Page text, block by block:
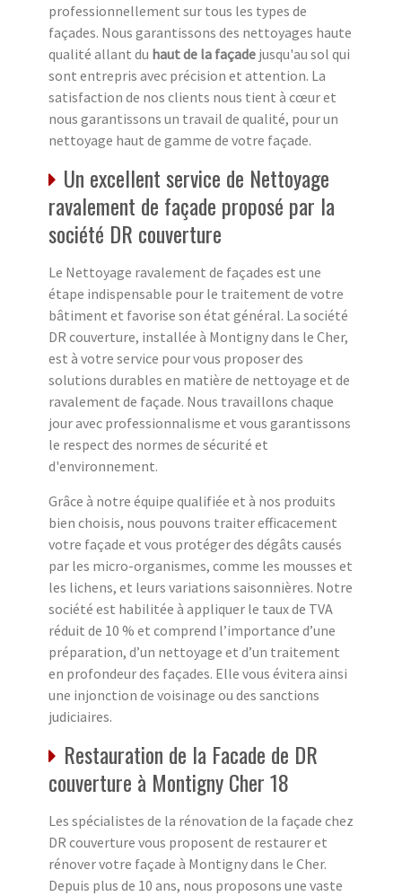
professionnellement sur tous les types de
façades. Nous garantissons des nettoyages haute
qualité allant du haut de la façade jusqu'au sol qui
sont entrepris avec précision et attention. La
satisfaction de nos clients nous tient à cœur et
nous garantissons un travail de qualité, pour un
nettoyage haut de gamme de votre façade.
Un excellent service de Nettoyage
ravalement de façade proposé par la
société DR couverture
Le Nettoyage ravalement de façades est une
étape indispensable pour le traitement de votre
bâtiment et favorise son état général. La société
DR couverture, installée à Montigny dans le Cher,
est à votre service pour vous proposer des
solutions durables en matière de nettoyage et de
ravalement de façade. Nous travaillons chaque
jour avec professionnalisme et vous garantissons
le respect des normes de sécurité et
d'environnement.
Grâce à notre équipe qualifiée et à nos produits
bien choisis, nous pouvons traiter efficacement
votre façade et vous protéger des dégâts causés
par les micro-organismes, comme les mousses et
les lichens, et leurs variations saisonnières. Notre
société est habilitée à appliquer le taux de TVA
réduit de 10 % et comprend l’importance d’une
préparation, d’un nettoyage et d’un traitement
en profondeur des façades. Elle vous évitera ainsi
une injonction de voisinage ou des sanctions
judiciaires.
Restauration de la Facade de DR
couverture à Montigny Cher 18
Les spécialistes de la rénovation de la façade chez
DR couverture vous proposent de restaurer et
rénover votre façade à Montigny dans le Cher.
Depuis plus de 10 ans, nous proposons une vaste